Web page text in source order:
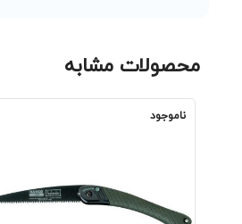
محصولات مشابه
ناموجود